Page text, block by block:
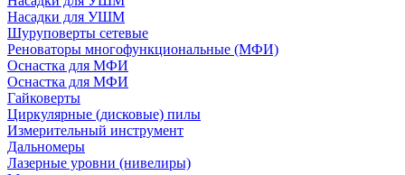
Насадки для УШМ
Шуруповерты сетевые
Реноваторы многофункциональные (МФИ)
Оснастка для МФИ
Оснастка для МФИ
Гайковерты
Циркулярные (дисковые) пилы
Измерительный инструмент
Дальномеры
Лазерные уровни (нивелиры)